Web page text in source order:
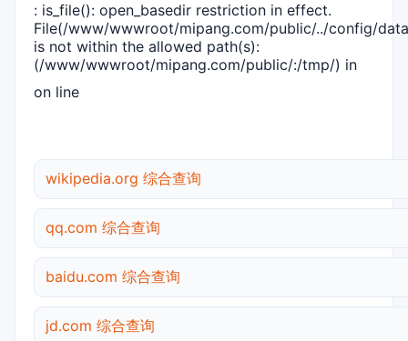
: is_file(): open_basedir restriction in effect.
File(/www/wwwroot/mipang.com/public/../config/
is not within the allowed path(s):
(/www/wwwroot/mipang.com/public/:/tmp/) in
on line
wikipedia.org 综合查询
qq.com 综合查询
baidu.com 综合查询
jd.com 综合查询